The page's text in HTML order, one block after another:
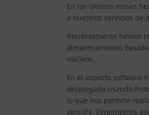
En los últimos meses
a nuestros servicios de
Recientemente hemos
almacenamiento
núcleos.
En el aspecto software
desplegada usando
lo que nos permite
sencilla. Disponemos